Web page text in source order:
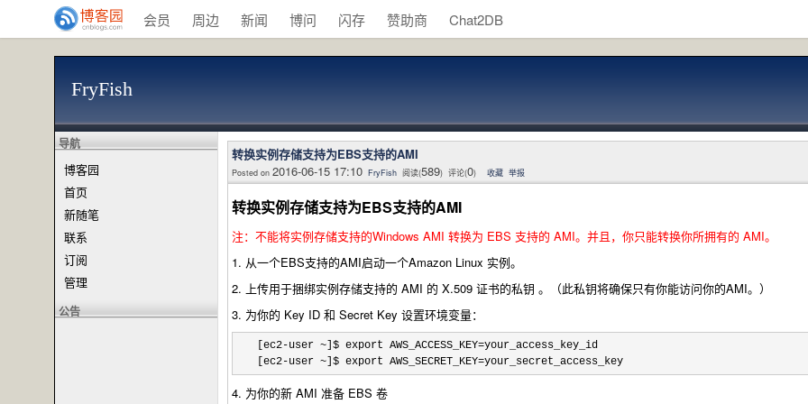
会员 周边 新闻 博问 闪存 赞助商 Chat2DB
FryFish
导航
博客园
首页
新随笔
联系
订阅
管理
公告
转换实例存储支持为EBS支持的AMI
Posted on 2016-06-15 17:10 FryFish 阅读(589) 评论(0) 收藏 举报
转换实例存储支持为EBS支持的AMI
注：不能将实例存储支持的Windows AMI 转换为 EBS 支持的 AMI。并且，你只能转换你所拥有的 AMI。
1. 从一个EBS支持的AMI启动一个Amazon Linux 实例。
2. 上传用于捆绑实例存储支持的 AMI 的 X.509 证书的私钥 。（此私钥将确保只有你能访问你的AMI。）
3. 为你的 Key ID 和 Secret Key 设置环境变量：
[ec2-user ~]$ export AWS_ACCESS_KEY=your_access_key_id
[ec2-user ~]$ export AWS_SECRET_KEY=your_secret_access_key
4. 为你的新 AMI 准备 EBS 卷